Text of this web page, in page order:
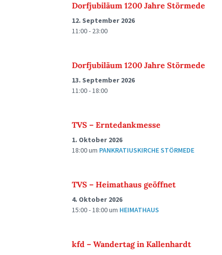
Dorfjubiläum 1200 Jahre Störmede
12. September 2026
11:00 - 23:00
Dorfjubiläum 1200 Jahre Störmede
13. September 2026
11:00 - 18:00
TVS – Erntedankmesse
1. Oktober 2026
18:00um PANKRATIUSKIRCHE STÖRMEDE
TVS – Heimathaus geöffnet
4. Oktober 2026
15:00 - 18:00um HEIMATHAUS
kfd – Wandertag in Kallenhardt